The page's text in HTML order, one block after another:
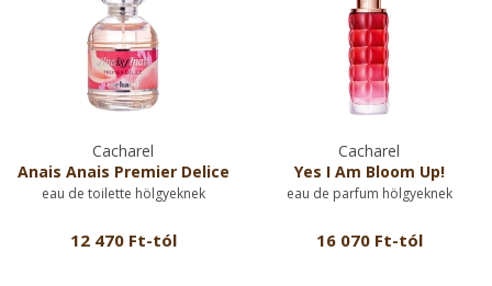
Cacharel
Anais Anais Premier Delice
eau de toilette hölgyeknek
12 470 Ft-tól
Cacharel
Yes I Am Bloom Up!
eau de parfum hölgyeknek
16 070 Ft-tól